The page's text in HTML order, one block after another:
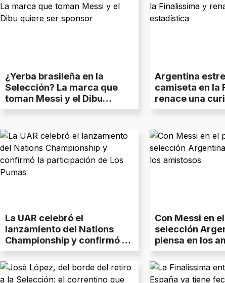
¿Yerba brasileña en la
Selección? La marca que
toman Messi y el Dibu
quiere ser sponsor
Argentina
camiseta en la
renace una
estadística
La UAR celebró el
lanzamiento del Nations
Championship y confirmó la
participación de Los Pumas
Con Messi en
selección
piensa en los